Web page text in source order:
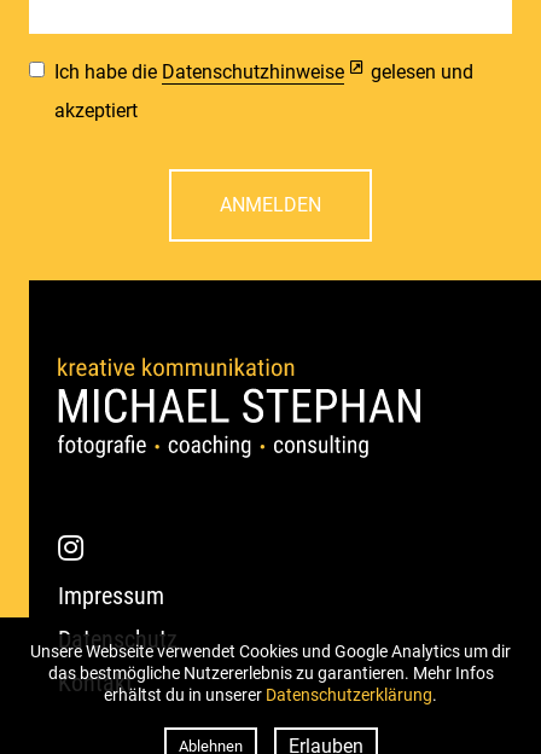
Ich habe die Datenschutzhinweise
gelesen und
akzeptiert
ANMELDEN
Impressum
Datenschutz
Kontakt
Unsere Webseite verwendet Cookies und Google Analytics um dir
das bestmögliche Nutzererlebnis zu garantieren. Mehr Infos
erhältst du in unserer Datenschutzerklärung.
Ablehnen Erlauben